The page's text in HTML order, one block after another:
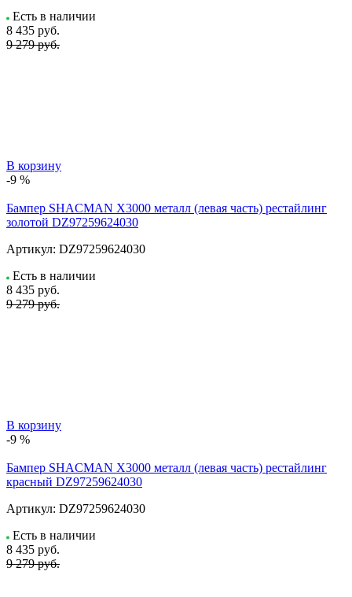
Есть в наличии
8 435 руб.
9 279 руб.
В корзину
-9 %
Бампер SHACMAN X3000 металл (левая часть) рестайлинг
золотой DZ97259624030
Артикул: DZ97259624030
Есть в наличии
8 435 руб.
9 279 руб.
В корзину
-9 %
Бампер SHACMAN X3000 металл (левая часть) рестайлинг
красный DZ97259624030
Артикул: DZ97259624030
Есть в наличии
8 435 руб.
9 279 руб.